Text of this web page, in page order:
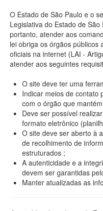
O Estado de São Paulo e o
Legislativa do Estado de
portanto, atender aos
lei obriga os órgãos públicos
oficiais na internet (LAI -
atender aos seguintes
O site deve ter uma
Indicar meios de contato
com o órgão que
Deve ser possível
formato eletrônico
O site deve ser aberto à
de recolhimento de
estruturados ;
A autenticidade e a
devem ser garantidas
Manter atualizadas as